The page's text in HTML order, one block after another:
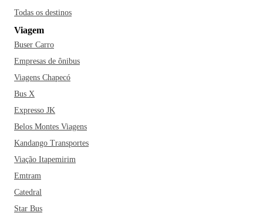
Todas os destinos
Viagem
Buser Carro
Empresas de ônibus
Viagens Chapecó
Bus X
Expresso JK
Belos Montes Viagens
Kandango Transportes
Viação Itapemirim
Emtram
Catedral
Star Bus